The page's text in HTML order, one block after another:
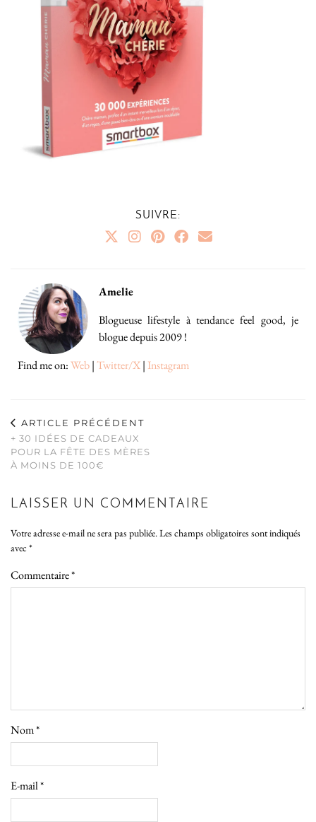
SUIVRE:
Amelie
Blogueuse lifestyle à tendance feel good, je
blogue depuis 2009 !
Find me on:Web|Twitter/X| Instagram
ARTICLE PRÉCÉDENT
+ 30 IDÉES DE CADEAUX
POUR LA FÊTE DES MÈRES
À MOINS DE 100€
LAISSER UN COMMENTAIRE
Votre adresse e-mail ne sera pas publiée. Les champs obligatoires sont indiqués
avec *
Commentaire*
Nom*
E-mail*